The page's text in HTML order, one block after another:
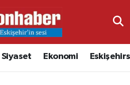
Siyaset Ekonomi